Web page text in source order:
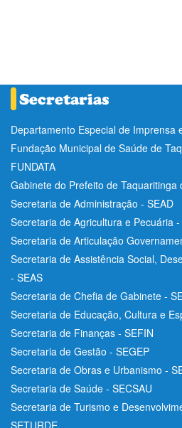
Departamento Especial de Imprensa
Fundação Municipal de Saúde de
FUNDATA
Gabinete do Prefeito de Taquaritinga
Secretaria de Administração - SEAD
Secretaria de Agricultura e Pecuária -
Secretaria de Articulação
Secretaria de Assistência Social,
- SEAS
Secretaria de Chefia de Gabinete -
Secretaria de Educação, Cultura e
Secretaria de Finanças - SEFIN
Secretaria de Gestão - SEGEP
Secretaria de Obras e Urbanismo -
Secretaria de Saúde - SECSAU
Secretaria de Turismo e